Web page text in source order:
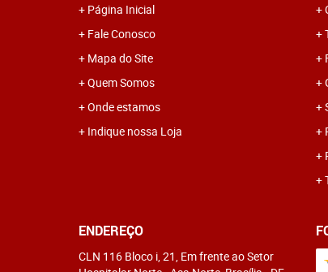
Página Inicial
Fale Conosco
Mapa do Site
Quem Somos
Onde estamos
Indique nossa Loja
ENDEREÇO
CLN 116 Bloco i, 21, Em frente ao Setor